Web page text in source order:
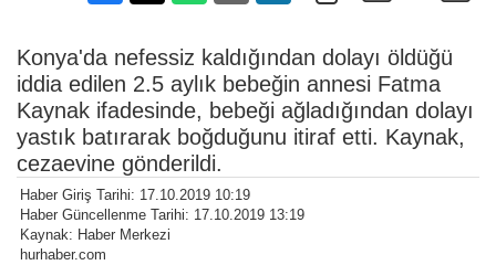
Konya'da nefessiz kaldığından dolayı öldüğü
iddia edilen 2.5 aylık bebeğin annesi Fatma
Kaynak ifadesinde, bebeği ağladığından dolayı
yastık batırarak boğduğunu itiraf etti. Kaynak,
cezaevine gönderildi.
Haber Giriş Tarihi: 17.10.2019 10:19
Haber Güncellenme Tarihi: 17.10.2019 13:19
Kaynak: Haber Merkezi
hurhaber.com